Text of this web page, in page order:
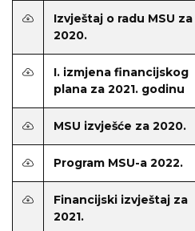
Izvještaj o radu MSU za
2020.
I. izmjena financijskog
plana za 2021. godinu
MSU izvješće za 2020.
Program MSU-a 2022.
Financijski izvještaj za
2021.